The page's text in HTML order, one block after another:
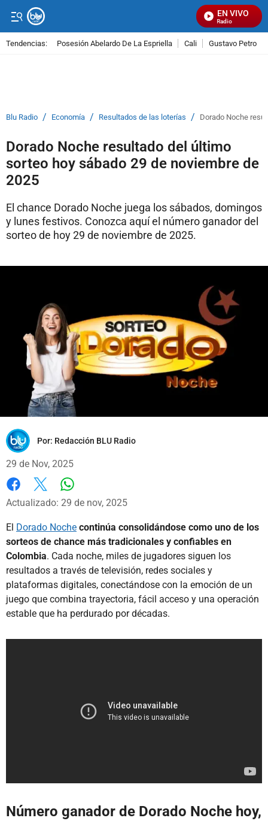
EN VIVO
Señal Visual Radio
Tendencias: Posesión Abelardo De La Espriella Cali Gustavo Petro
Blu Radio / Economía / Resultados de las loterías / Dorado Noche
Dorado Noche resultado del último
sorteo hoy sábado 29 de noviembre de
2025
El chance Dorado Noche juega los sábados, domingos
y lunes festivos. Conozca aquí el número ganador del
sorteo de hoy 29 de noviembre de 2025.
Por: Redacción BLU Radio
29 de Nov, 2025
Facebook
X
Actualizado: 29 de nov, 2025
El Dorado Noche continúa consolidándose como uno de los
sorteos de chance más tradicionales y confiables en
Colombia. Cada noche, miles de jugadores siguen los
resultados a través de televisión, redes sociales y
plataformas digitales, conectándose con la emoción de un
juego que combina trayectoria, fácil acceso y una operación
estable que ha perdurado por décadas.
Número ganador de Dorado Noche hoy,